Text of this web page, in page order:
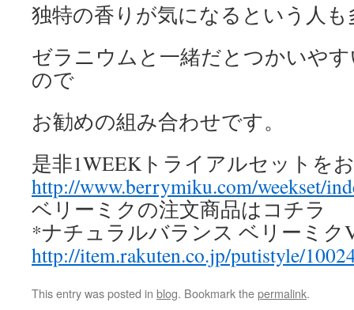
独特の香りが気になるという人
ゼラニウムと一緒だとつかいや
ので
お勧めの組み合わせです。
是非1WEEKトライアルセットを
http://www.berrymiku.com/weekset/
ベリーミクの注文商品はコチラ
*ナチュラルバランス ベリーミク
http://item.rakuten.co.jp/putistyle/
This entry was posted in blog. Bookmark thepermalink.